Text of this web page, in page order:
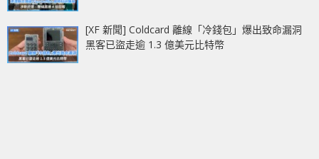
[XF 新聞] Coldcard 離線「冷錢包」爆出致命漏洞
黑客已盜走逾 1.3 億美元比特幣